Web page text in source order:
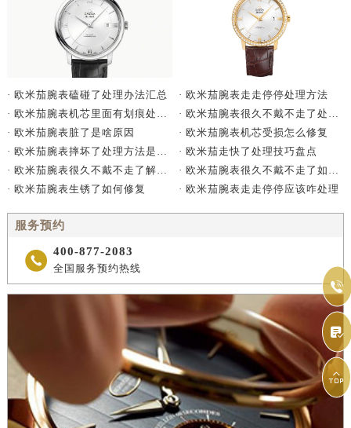
· 欧米茄腕表磕碰了处理办法汇总
· 欧米茄腕表机芯里面有划痕处理办法详解
· 欧米茄腕表脏了是啥原因
· 欧米茄腕表摔坏了处理方法是什么
· 欧米茄腕表很久不戴不走了解决方法是什么
· 欧米茄腕表生锈了如何修复
· 欧米茄腕表走走停停处理方法
· 欧米茄腕表机芯受损怎么修复
· 欧米茄走快了处理技巧盘点
· 欧米茄腕表走走停停应该咋处理
服务预约
 400-877-2083
全国服务预约热线


